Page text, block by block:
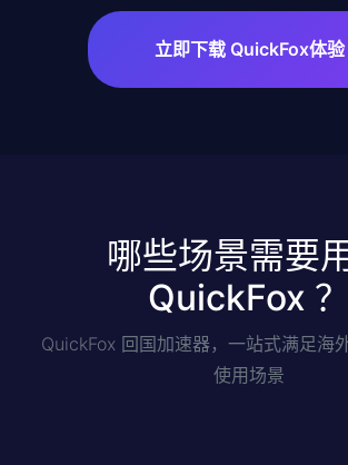
立即下载 QuickFox体验
哪些场景需要
QuickFox ？
QuickFox 回国加速器，一站式满足海
使用场景